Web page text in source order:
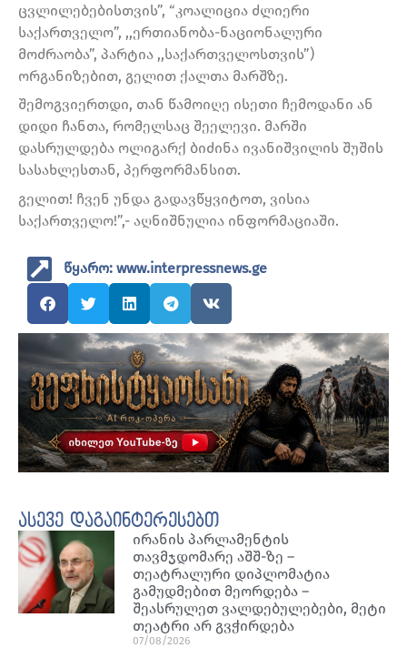
ცვლილებებისთვის”, “კოალიცია ძლიერი
საქართველო”, ,,ერთიანობა-ნაციონალური
მოძრაობა”, პარტია ,,საქართველოსთვის”)
ორგანიზებით, გელით ქალთა მარშზე.
შემოგვიერთდი, თან წამოიღე ისეთი ჩემოდანი ან
დიდი ჩანთა, რომელსაც შეელევი. მარში
დასრულდება ოლიგარქ ბიძინა ივანიშვილის შუშის
სასახლესთან, პერფორმანსით.
გელით! ჩვენ უნდა გადავწყვიტოთ, ვისია
საქართველო!”,- აღნიშნულია ინფორმაციაში.
წყარო: www.interpressnews.ge
ასევე დაგაინტერესებთ
ირანის პარლამენტის
თავმჯდომარე აშშ-ზე –
თეატრალური დიპლომატია
გამუდმებით მეორდება –
შეასრულეთ ვალდებულებები, მეტი
თეატრი არ გვჭირდება
07/08/2026